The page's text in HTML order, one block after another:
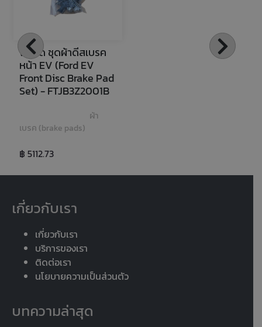
ฟอร์ด ชุดผ้าดีสเบรค
หน้า EV (Ford EV
Front Disc Brake Pad
Set) - FTJB3Z2001B
ผ้า
เบรค (brake pads)
฿ 5112.73
เกี่ยวกับเรา
เกี่ยวกับเรา
บริการของเรา
ติดต่อเรา
นโยบายความเป็นส่วนตัว
บทความล่าสุด